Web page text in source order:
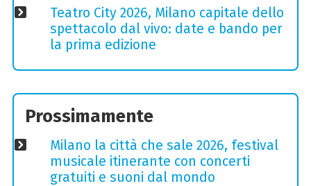
Teatro City 2026, Milano capitale dello
spettacolo dal vivo: date e bando per
la prima edizione
Prossimamente
Milano la città che sale 2026, festival
musicale itinerante con concerti
gratuiti e suoni dal mondo